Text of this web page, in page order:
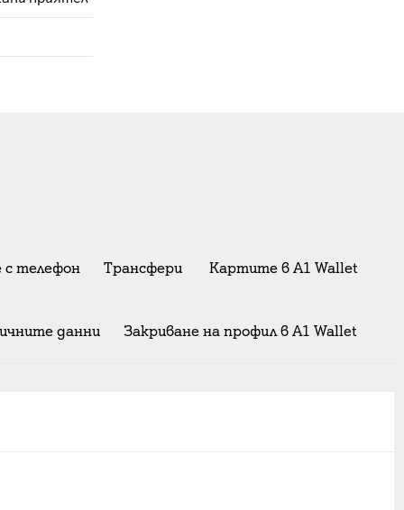
с телефон Трансфери ‎ Картите в A1 Wallet
данни Закриване на профил в A1 Wallet